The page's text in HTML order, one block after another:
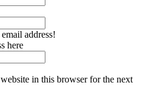
address!
here
in this browser for the next